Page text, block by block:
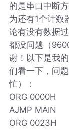
的是串口中断
为还有1个计数
论有没有数据
都没问题（
谢！以下是我
们看一下，问
忙）：
ORG 0000H
AJMP MAIN
ORG 0023H